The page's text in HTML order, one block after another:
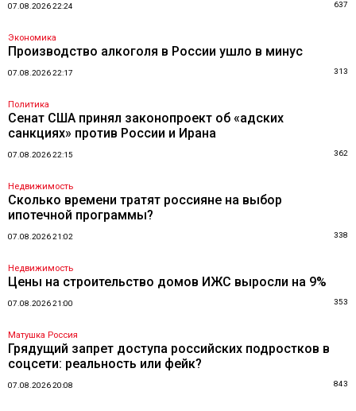
07.08.2026 22:24 637
Экономика
Производство алкоголя в России ушло в минус
07.08.2026 22:17 313
Политика
Сенат США принял законопроект об «адских
санкциях» против России и Ирана
07.08.2026 22:15 362
Недвижимость
Сколько времени тратят россияне на выбор
ипотечной программы?
07.08.2026 21:02 338
Недвижимость
Цены на строительство домов ИЖС выросли на 9%
07.08.2026 21:00 353
Матушка Россия
Грядущий запрет доступа российских подростков в
соцсети: реальность или фейк?
07.08.2026 20:08 843